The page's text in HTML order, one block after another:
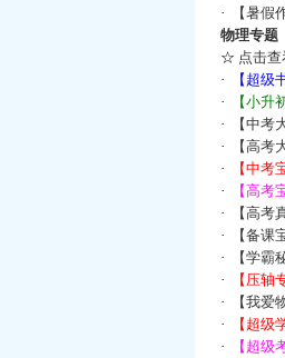
·
【暑假
物理专题
☆ 点击
·
【超级
·
【小升
·
【中考
·
【高考
·
【中考
·
【高考
·
【高考
·
【备课
·
【学霸
·
【压轴
·
【我爱
·
【超级
·
【超级